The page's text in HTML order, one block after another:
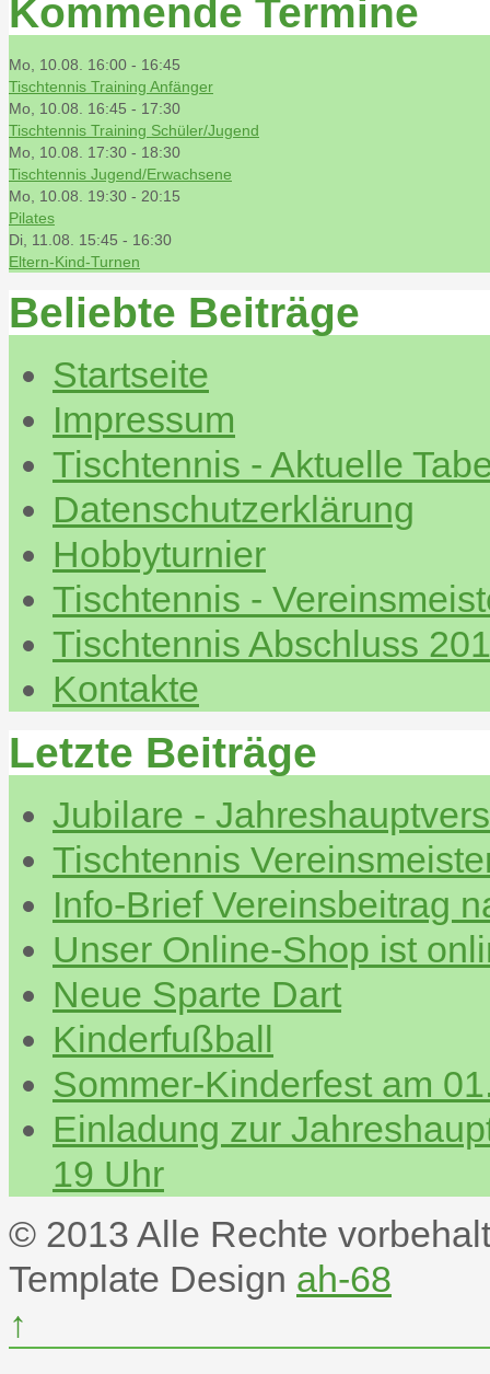
Kommende Termine
Mo, 10.08. 16:00 - 16:45
Tischtennis Training Anfänger
Mo, 10.08. 16:45 - 17:30
Tischtennis Training Schüler/Jugend
Mo, 10.08. 17:30 - 18:30
Tischtennis Jugend/Erwachsene
Mo, 10.08. 19:30 - 20:15
Pilates
Di, 11.08. 15:45 - 16:30
Eltern-Kind-Turnen
Beliebte Beiträge
Startseite
Impressum
Tischtennis - Aktuelle
Datenschutzerklärung
Hobbyturnier
Tischtennis -
Tischtennis Abschluss
Kontakte
Letzte Beiträge
Jubilare -
Tischtennis
Info-Brief Vereinsbeitrag
Unser Online-Shop ist
Neue Sparte Dart
Kinderfußball
Sommer-Kinderfest am
Einladung zur
19 Uhr
© 2013 Alle Rechte
Template Design ah-68
↑